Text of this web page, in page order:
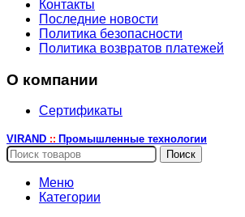
Контакты
Последние новости
Политика безопасности
Политика возвратов платежей
О компании
Сертификаты
VIRAND :: Промышленные технологии
Поиск
Меню
Категории